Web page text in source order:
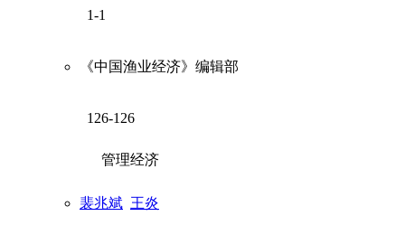
1-1
《中国渔业经济》编辑部
126-126
管理经济
裴兆斌 王炎